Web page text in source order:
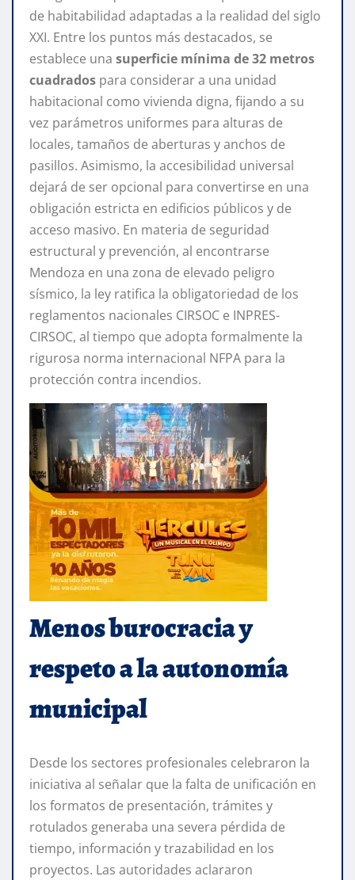
de habitabilidad adaptadas a la realidad del siglo
XXI. Entre los puntos más destacados, se
establece una superficie mínima de 32 metros
cuadrados para considerar a una unidad
habitacional como vivienda digna, fijando a su
vez parámetros uniformes para alturas de
locales, tamaños de aberturas y anchos de
pasillos. Asimismo, la accesibilidad universal
dejará de ser opcional para convertirse en una
obligación estricta en edificios públicos y de
acceso masivo. En materia de seguridad
estructural y prevención, al encontrarse
Mendoza en una zona de elevado peligro
sísmico, la ley ratifica la obligatoriedad de los
reglamentos nacionales CIRSOC e INPRES-
CIRSOC, al tiempo que adopta formalmente la
rigurosa norma internacional NFPA para la
protección contra incendios.
Menos burocracia y
respeto a la autonomía
municipal
Desde los sectores profesionales celebraron la
iniciativa al señalar que la falta de unificación en
los formatos de presentación, trámites y
rotulados generaba una severa pérdida de
tiempo, información y trazabilidad en los
proyectos. Las autoridades aclararon